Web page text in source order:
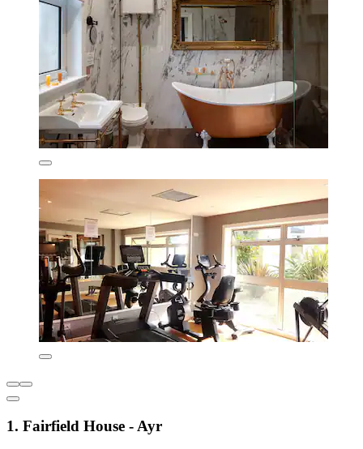
1. Fairfield House - Ayr